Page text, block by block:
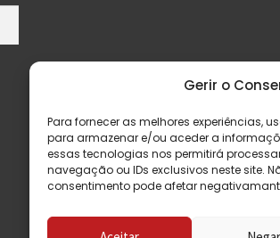
Gerir o
Para fornecer as melhores experiências,
para armazenar e/ou aceder a
essas tecnologias nos permitirá
navegação ou IDs exclusivos neste site.
consentimento pode afetar